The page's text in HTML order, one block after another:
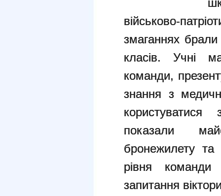
військово-
змаганнях
класів. Учні
команди,
знання з
показали
бронежилету та
рівня
запитання